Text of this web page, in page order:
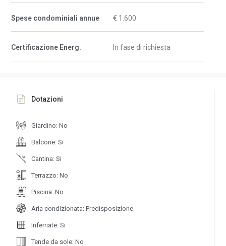
Spese condominiali annue € 1.600
Certificazione Energ. In fase di richiesta
Dotazioni
Giardino: No
Balcone: Si
Cantina: Si
Terrazzo: No
Piscina: No
Aria condizionata: Predisposizione
Inferriate: Si
Tende da sole: No